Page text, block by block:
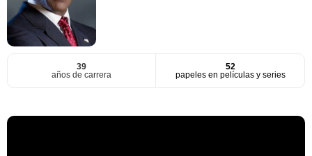
39
años de carrera
52
papeles en películas y series